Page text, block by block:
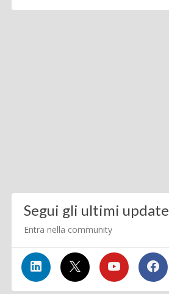
Segui gli ultimi update
Entra nella community